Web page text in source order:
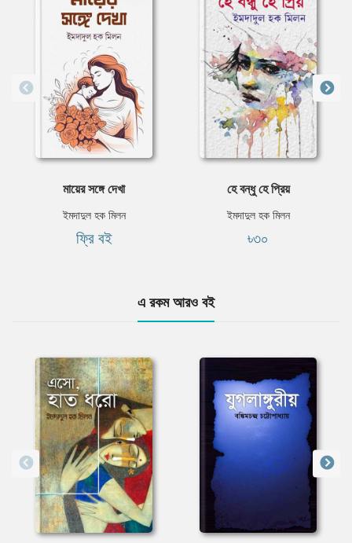
মায়ের সঙ্গে দেখা
ইমদাদুল হক মিলন
ফ্রি বই
হে বন্ধু হে প্রিয়
ইমদাদুল হক মিলন
৳৩০
এ রকম আরও বই